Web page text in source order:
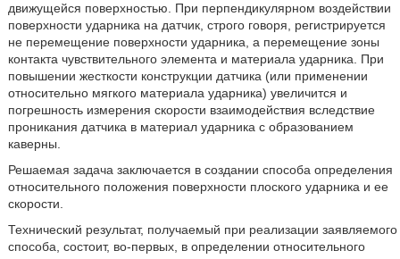
движущейся поверхностью. При перпендикулярном воздействии
поверхности ударника на датчик, строго говоря, регистрируется
не перемещение поверхности ударника, а перемещение зоны
контакта чувствительного элемента и материала ударника. При
повышении жесткости конструкции датчика (или применении
относительно мягкого материала ударника) увеличится и
погрешность измерения скорости взаимодействия вследствие
проникания датчика в материал ударника с образованием
каверны.
Решаемая задача заключается в создании способа определения
относительного положения поверхности плоского ударника и ее
скорости.
Технический результат, получаемый при реализации заявляемого
способа, состоит, во-первых, в определении относительного